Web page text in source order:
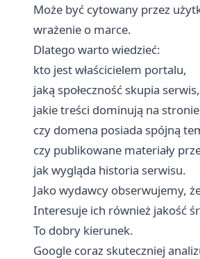
Może być cytowany przez
wrażenie o marce.
Dlatego warto wiedzieć:
kto jest właścicielem portalu,
jaką społeczność skupia serwis,
jakie treści dominują na
czy domena posiada spójną
czy publikowane materiały
jak wygląda historia serwisu.
Jako wydawcy obserwujemy,
Interesuje ich również jakość
To dobry kierunek.
Google coraz skuteczniej